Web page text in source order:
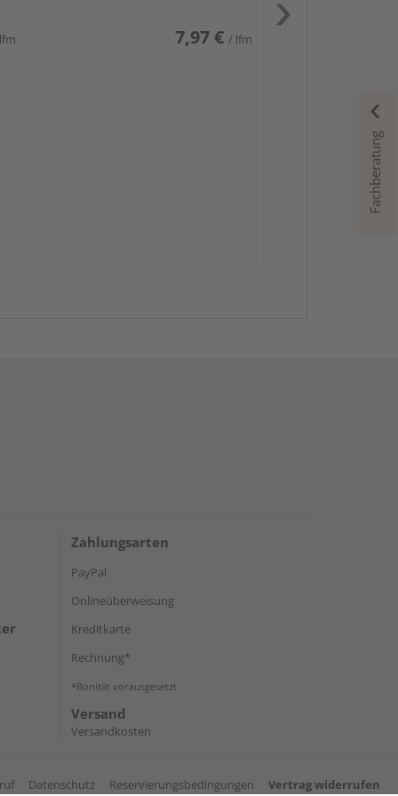
7,97 € / lfm
Fachberatung
Zahlungsarten
PayPal
Onlineüberweisung
Kreditkarte
Rechnung*
*Bonität vorausgesetzt
Versand
Versandkosten
Datenschutz Reservierungsbedingungen Vertrag widerrufen